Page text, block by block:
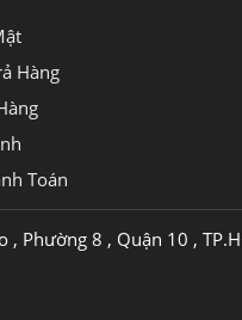
Hàng
Toán
, Phường 8 , Quận 10 ,